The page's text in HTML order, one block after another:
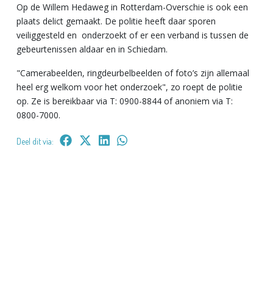
Op de Willem Hedaweg in Rotterdam-Overschie is ook een
plaats delict gemaakt. De politie heeft daar sporen
veiliggesteld en onderzoekt of er een verband is tussen de
gebeurtenissen aldaar en in Schiedam.
"Camerabeelden, ringdeurbelbeelden of foto’s zijn allemaal
heel erg welkom voor het onderzoek", zo roept de politie
op. Ze is bereikbaar via T: 0900-8844 of anoniem via T:
0800-7000.
Deel dit via: